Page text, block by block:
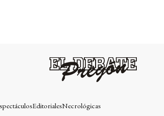
EditorialesNecrológicas